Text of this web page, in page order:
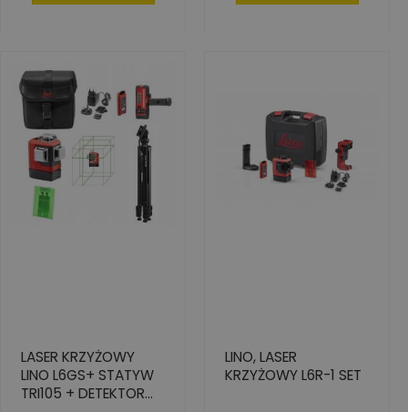
LASER KRZYŻOWY
LINO L6GS+ STATYW
TRI105 + DETEKTOR
LINO, LASER
KRZYŻOWY L6R-1 SET